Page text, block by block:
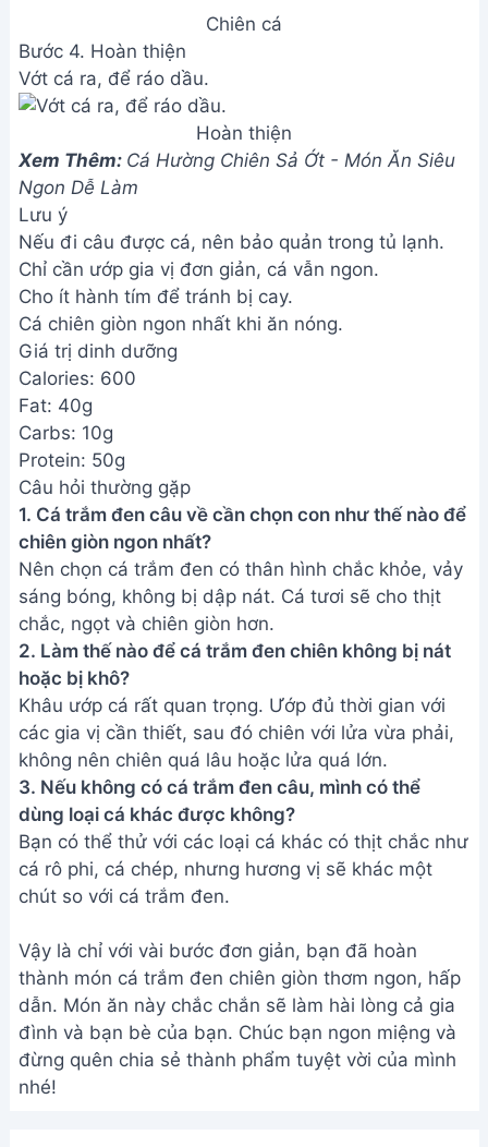
Chiên cá
Bước 4. Hoàn thiện
Vớt cá ra, để ráo dầu.
Hoàn thiện
Xem Thêm: Cá Hường Chiên Sả Ớt - Món Ăn Siêu
Ngon Dễ Làm
Lưu ý
Nếu đi câu được cá, nên bảo quản trong tủ lạnh.
Chỉ cần ướp gia vị đơn giản, cá vẫn ngon.
Cho ít hành tím để tránh bị cay.
Cá chiên giòn ngon nhất khi ăn nóng.
Giá trị dinh dưỡng
Calories: 600
Fat: 40g
Carbs: 10g
Protein: 50g
Câu hỏi thường gặp
1. Cá trắm đen câu về cần chọn con như thế nào để
chiên giòn ngon nhất?
Nên chọn cá trắm đen có thân hình chắc khỏe, vảy
sáng bóng, không bị dập nát. Cá tươi sẽ cho thịt
chắc, ngọt và chiên giòn hơn.
2. Làm thế nào để cá trắm đen chiên không bị nát
hoặc bị khô?
Khâu ướp cá rất quan trọng. Ướp đủ thời gian với
các gia vị cần thiết, sau đó chiên với lửa vừa phải,
không nên chiên quá lâu hoặc lửa quá lớn.
3. Nếu không có cá trắm đen câu, mình có thể
dùng loại cá khác được không?
Bạn có thể thử với các loại cá khác có thịt chắc như
cá rô phi, cá chép, nhưng hương vị sẽ khác một
chút so với cá trắm đen.
Vậy là chỉ với vài bước đơn giản, bạn đã hoàn
thành món cá trắm đen chiên giòn thơm ngon, hấp
dẫn. Món ăn này chắc chắn sẽ làm hài lòng cả gia
đình và bạn bè của bạn. Chúc bạn ngon miệng và
đừng quên chia sẻ thành phẩm tuyệt vời của mình
nhé!